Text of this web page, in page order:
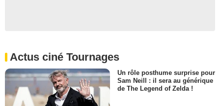
Actus ciné Tournages
Un rôle posthume surprise pour
Sam Neill : il sera au générique
de The Legend of Zelda !